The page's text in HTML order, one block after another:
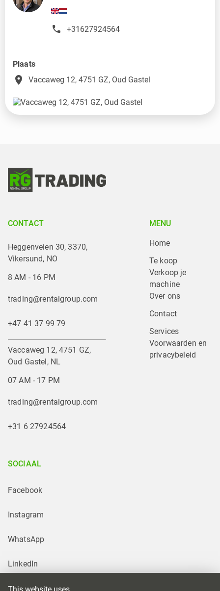
+31627924564
Plaats
place Vaccaweg 12, 4751 GZ, Oud Gastel
CONTACT
Heggenveien 30, 3370,
Vikersund, NO
8 AM - 16 PM
trading@rentalgroup.com
+47 41 37 99 79
Vaccaweg 12, 4751 GZ,
Oud Gastel, NL
07 AM - 17 PM
trading@rentalgroup.com
+31 6 27924564
MENU
Home
Te koop
Verkoop je
machine
Over ons
Contact
Services
Voorwaarden en
privacybeleid
SOCIAAL
Facebook
Instagram
WhatsApp
LinkedIn